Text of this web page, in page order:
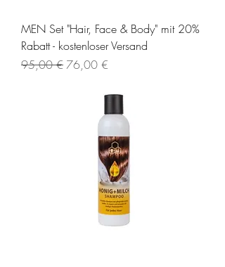
MEN Set "Hair, Face & Body" mit 20%
Rabatt - kostenloser Versand
Standardpreis
95,00 € Sale-Preis
76,00 €